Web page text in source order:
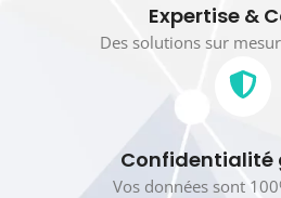
Expertise &
Des solutions sur
Confidentialité
Vos données sont